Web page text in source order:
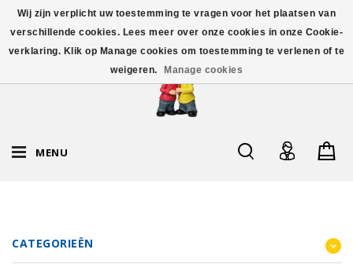
MENU
CATEGORIEËN
Wij zijn verplicht uw toestemming te vragen voor het plaatsen van
verschillende cookies. Lees meer over onze cookies in onze Cookie-
verklaring. Klik op Manage cookies om toestemming te verlenen of te
weigeren.
Manage cookies